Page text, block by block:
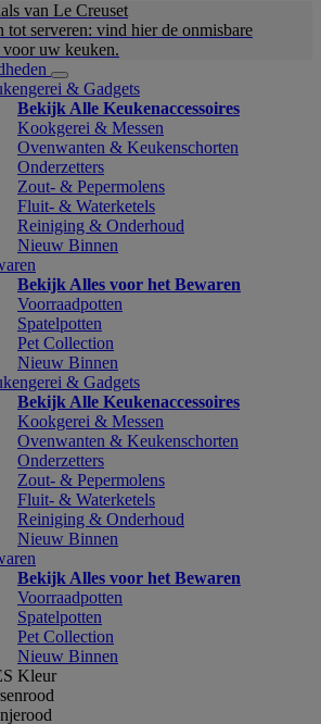
van Le Creuset
tot serveren: vind hier de onmisbare
uw keuken.
& Gadgets
Bekijk Alle Keukenaccessoires
Kookgerei & Messen
Ovenwanten & Keukenschorten
Onderzetters
Zout- & Pepermolens
Fluit- & Waterketels
Reiniging & Onderhoud
Nieuw Binnen
Bekijk Alles voor het Bewaren
Voorraadpotten
Spatelpotten
Pet Collection
Nieuw Binnen
& Gadgets
Bekijk Alle Keukenaccessoires
Kookgerei & Messen
Ovenwanten & Keukenschorten
Onderzetters
Zout- & Pepermolens
Fluit- & Waterketels
Reiniging & Onderhoud
Nieuw Binnen
Bekijk Alles voor het Bewaren
Voorraadpotten
Spatelpotten
Pet Collection
Nieuw Binnen
Kleur